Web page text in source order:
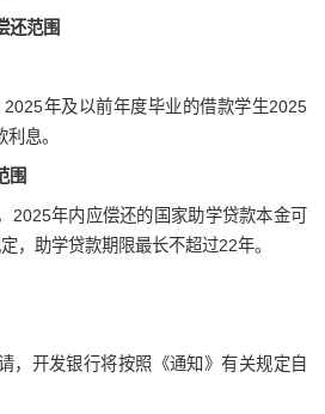
还范围
年及以前年度毕业的借款学生2025
息。
围
2025年内应偿还的国家助学贷款本金可
，助学贷款期限最长不超过22年。
，开发银行将按照《通知》有关规定自